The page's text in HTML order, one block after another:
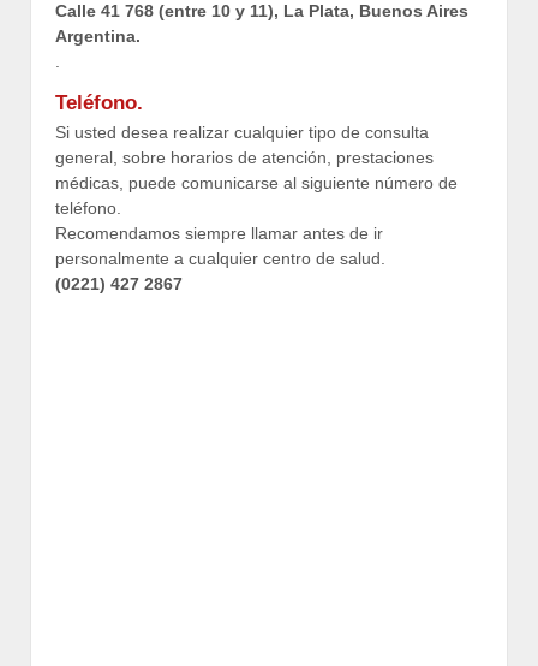
Calle 41 768 (entre 10 y 11), La Plata, Buenos Aires
Argentina.
.
Teléfono.
Si usted desea realizar cualquier tipo de consulta
general, sobre horarios de atención, prestaciones
médicas, puede comunicarse al siguiente número de
teléfono.
Recomendamos siempre llamar antes de ir
personalmente a cualquier centro de salud.
(0221) 427 2867